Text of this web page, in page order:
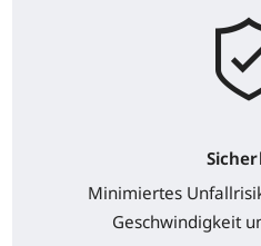
Minimiertes
Geschwindigkeit